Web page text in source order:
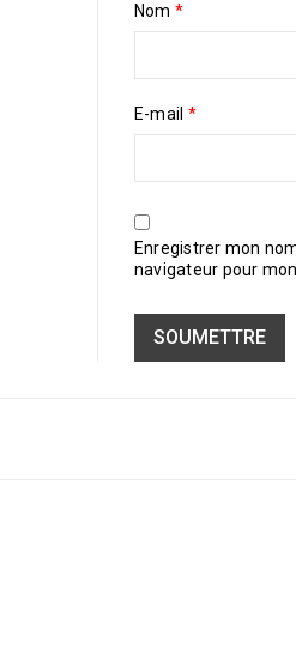
Nom *
E-mail *
Enregistrer mon
navigateur pour